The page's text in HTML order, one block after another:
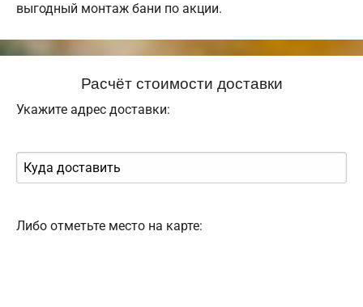
выгодный монтаж бани по акции.
Расчёт стоимости доставки
Укажите адрес доставки:
Либо отметьте место на карте: